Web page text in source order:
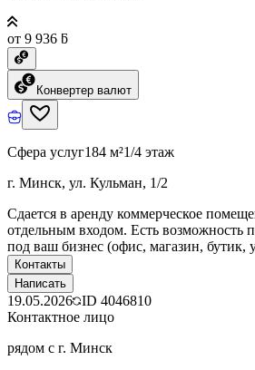
от 9 936 ƃ
Конвертер валют
Сфера услуг184 м²1/4 этаж
г. Минск, ул. Кульман, 1/2
Сдается в аренду коммерческое
отдельным входом. Есть возможность
под ваш бизнес (офис, магазин, бутик,
Контакты
Написать
19.05.2026 ID 4046810
Контактное лицо
рядом с г. Минск